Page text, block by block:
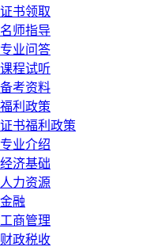
证书领取
名师指导
专业问答
课程试听
备考资料
福利政策
证书福利政策
专业介绍
经济基础
人力资源
金融
工商管理
财政税收